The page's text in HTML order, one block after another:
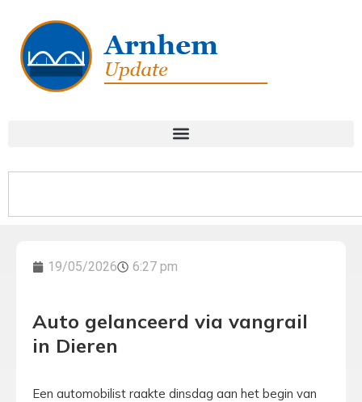
19/05/2026 6:27 pm
Auto gelanceerd via vangrail
in Dieren
Een automobilist raakte dinsdag aan het begin van